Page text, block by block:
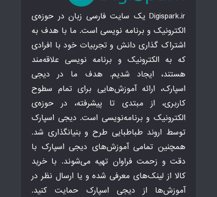
Digispark.ir یک سایت فارسی زبان در حوزه‌ی
الکترونیک و برنامه نویسی است. ما با هدف به
اشتراک گذاری دانش و تجربیات خود با افرادی
که به الکترونیک و برنامه نویسی علاقه‌مند
هستند، ایجاد شدیم. هدف ما در دیجی
اسپارک، ارائه آموزش‌هایی برای تمام سطوح
کاربری، از مبتدی تا پیشرفته، در حوزه‌ی
الکترونیک و برنامه‌نویسی است. دیجی اسپارک
توسط اروند طباطبایی طرح و بنیانگذاری شد.
همچنین تمامی آموزش‌های دیجی اسپارک با
دقت و زحمت فراوان تهیه می‌شوند. با خرید
کالا از لینک‌های معرفی شده و یا ارسال نظر در
آموزش‌ها از دیجی اسپارک حمایت کنید.